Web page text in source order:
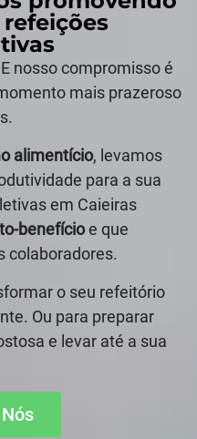
nosso compromisso é
mais prazeroso
alimentício, levamos
para a sua
em Caieiras
benefícioe que
colaboradores.
o seu refeitório
Ou para preparar
e levar até a sua